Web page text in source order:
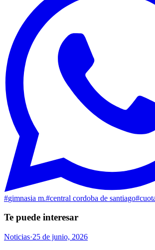
#gimnasia m.#central cordoba de santiago#
Te puede interesar
Noticias·25 de junio, 2026